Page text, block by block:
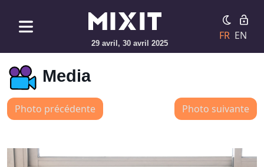
29 avril, 30 avril 2025
FR EN
Media
Photo précédente Photo suivante